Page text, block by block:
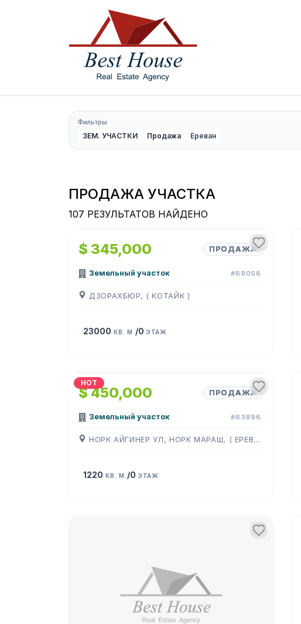
Фильтры
ЗЕМ. УЧАСТКИ Продажа Ереван
ПРОДАЖА УЧАСТКА
107 РЕЗУЛЬТАТОВ НАЙДЕНО
1/7
$ 345,000 ПРОДАЖА
Земельный участок #68056
ДЗОРАХБЮР, ( КОТАЙК )
23000 КВ. М. /0 ЭТАЖ
HOT
$ 450,000 ПРОДАЖА
Земельный участок #63896
НОРК АЙГИНЕР УЛ, НОРК МАРАШ, ( ЕРЕВАН )
1220 КВ. М. /0 ЭТАЖ